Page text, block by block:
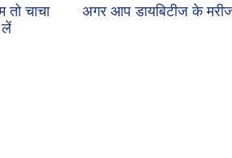
चाचा
लें
अगर आप डायबिटीज के